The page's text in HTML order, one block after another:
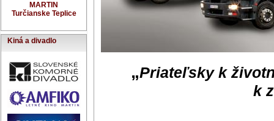
MARTIN
Turčianske Teplice
Kiná a divadlo
„Priateľsky k
k